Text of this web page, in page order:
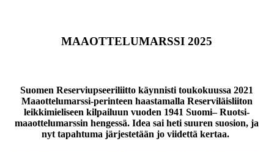
MAAOTTELUMARSSI 2025
Suomen Reserviupseeriliitto käynnisti toukokuussa 2021
Maaottelumarssi-perinteen haastamalla Reserviläisliiton
leikkimieliseen kilpailuun vuoden 1941 Suomi–Ruotsi-
maaottelumarssin hengessä. Idea sai heti suuren suosion, ja
nyttapahtuma järjestetään jo viidettä kertaa.